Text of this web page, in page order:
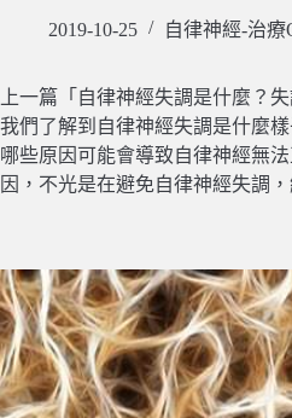
2019-10-25 自律神經-治療
上一篇「自律神經失調是什麼？
我們了解到自律神經失調是什麼
哪些原因可能會導致自律神經無
因，不光是在避免自律神經失調